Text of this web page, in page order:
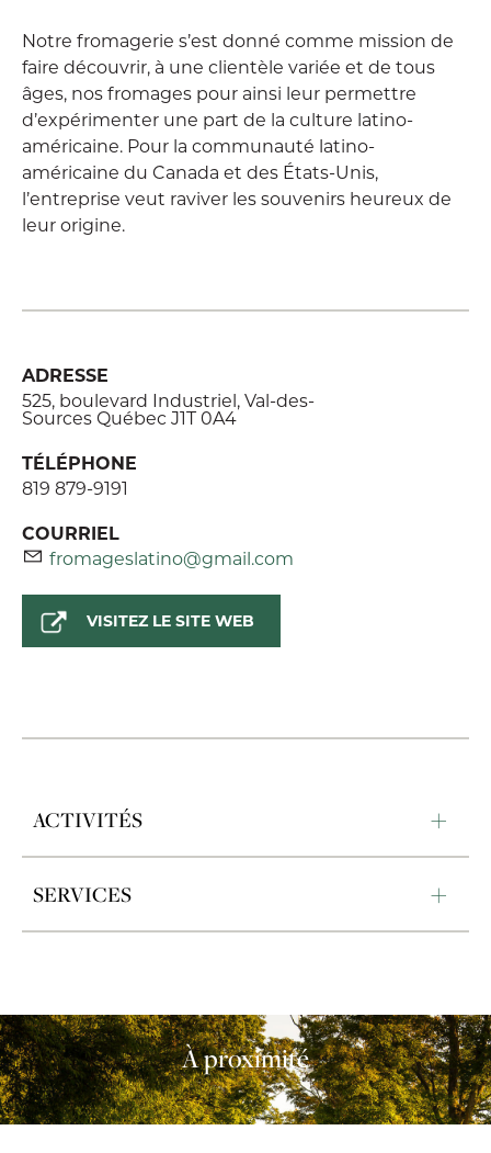
Notre fromagerie s’est donné comme mission de
faire découvrir, à une clientèle variée et de tous
âges, nos fromages pour ainsi leur permettre
d’expérimenter une part de la culture latino-
américaine. Pour la communauté latino-
américaine du Canada et des États-Unis,
l’entreprise veut raviver les souvenirs heureux de
leur origine.
ADRESSE
525, boulevard Industriel, Val-des-
Sources Québec J1T 0A4
TÉLÉPHONE
819 879-9191
COURRIEL
fromageslatino@gmail.com
VISITEZ LE SITE WEB
ACTIVITÉS
SERVICES
À proximité